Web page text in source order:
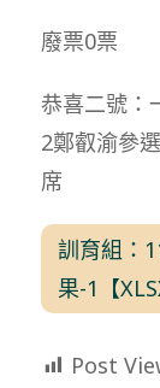
廢票0票
恭喜二號：
2鄭叡渝參
席
訓育組：
果-1【
Post